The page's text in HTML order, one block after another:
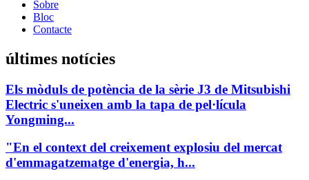
Sobre
Bloc
Contacte
últimes notícies
Els mòduls de potència de la sèrie J3 de Mitsubishi
Electric s'uneixen amb la tapa de pel·lícula
Yongming...
"En el context del creixement explosiu del mercat
d'emmagatzematge d'energia, h...